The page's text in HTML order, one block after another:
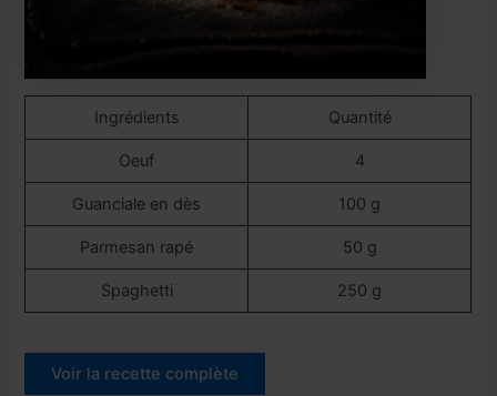
Ingrédients Quantité
Oeuf 4
Guanciale en dès 100 g
Parmesan rapé 50 g
Spaghetti 250 g
Voir la recette complète